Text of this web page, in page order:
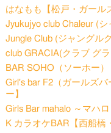
はなもも【松戸・ガール
Jyukujyo club Chaleur (シ
Jungle Club (ジャングル
club GRACIA(クラブ グ
BAR SOHO（ソーホー）
Girl's bar F2（ガールズ
ー】
Girls Bar mahalo ～マハ
K カラオケBAR【西船橋